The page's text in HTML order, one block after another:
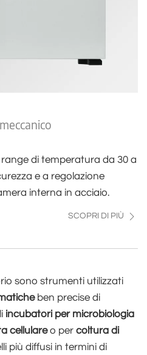
di temperatura da 30 a
e a regolazione
interna in acciaio.
SCOPRI DI PIÙ
sono strumenti utilizzati
ben precise di
incubatori per microbiologia
cellulareo per coltura di
più diffusi in termini di